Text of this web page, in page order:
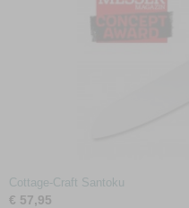
Cottage-Craft Santoku
€ 57,95